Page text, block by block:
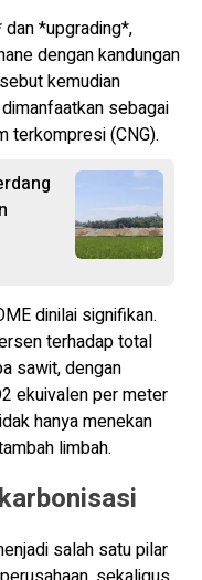
*upgrading*,
dengan kandungan
kemudian
sebagai
terkompresi (CNG).
dinilai signifikan.
terhadap total
sawit, dengan
ekuivalen per meter
hanya menekan
limbah.
salah satu pilar